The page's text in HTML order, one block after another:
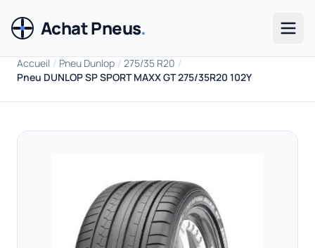
Achat Pneus.
Accueil / Pneu Dunlop / 275/35 R20 /
Pneu DUNLOP SP SPORT MAXX GT 275/35R20 102Y